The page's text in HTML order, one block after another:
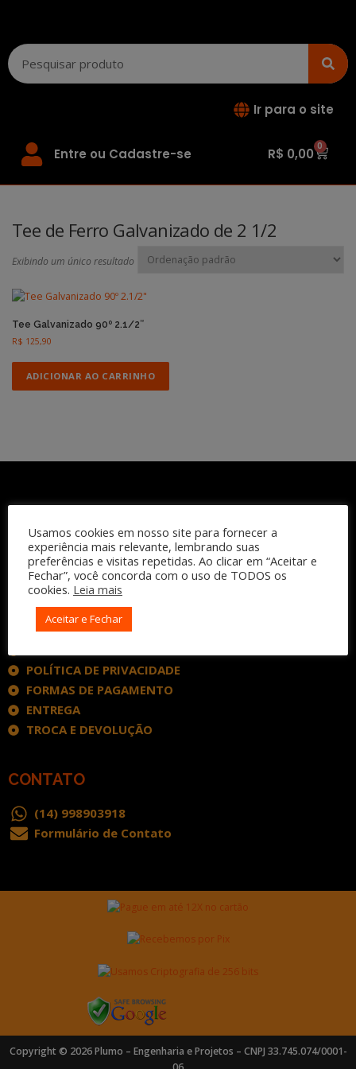
Ir para o site
Entre ou Cadastre-se R$ 0,00 0
Tee de Ferro Galvanizado de 2 1/2
Exibindo um único resultado
Tee Galvanizado 90º 2.1/2″
R$ 125,90
ADICIONAR AO CARRINHO
INSTITUCIONAL
QUEM SOMOS
POLÍTICA DE PRIVACIDADE
FORMAS DE PAGAMENTO
ENTREGA
TROCA E DEVOLUÇÃO
CONTATO
(14) 998903918
Formulário de Contato
Copyright © 2026 Plumo – Engenharia e Projetos – CNPJ 33.745.074/0001-
Usamos cookies em nosso site para fornecer a
experiência mais relevante, lembrando suas
preferências e visitas repetidas. Ao clicar em “Aceitar e
Fechar”, você concorda com o uso de TODOS os
cookies. Leia mais
Aceitar e Fechar